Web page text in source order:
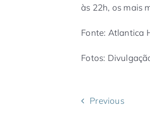
às 22h, os mais
Fonte: Atlantica
Fotos:
Previous